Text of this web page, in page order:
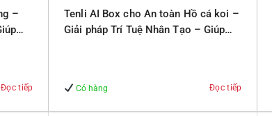
–
Đọc tiếp
Tenli AI Box cho An toàn Hồ cá koi –
Giải pháp Trí Tuệ Nhân Tạo – Giúp
Có hàng Đọc tiếp